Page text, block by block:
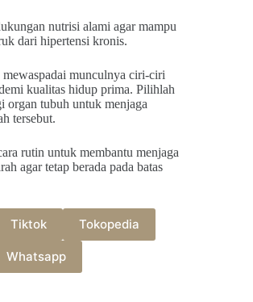
nutrisi alami agar mampu
dari hipertensi kronis.
munculnya ciri-ciri
kualitas hidup prima. Pilihlah
organ tubuh untuk menjaga
tersebut.
rutin untuk membantu menjaga
agar tetap berada pada batas
Tiktok Tokopedia
Whatsapp